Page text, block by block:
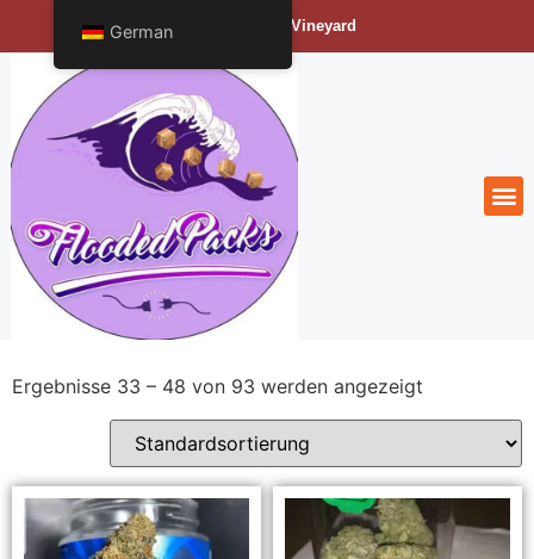
Bengals Vineyard
Ergebnisse 33 – 48 von 93 werden angezeigt
German